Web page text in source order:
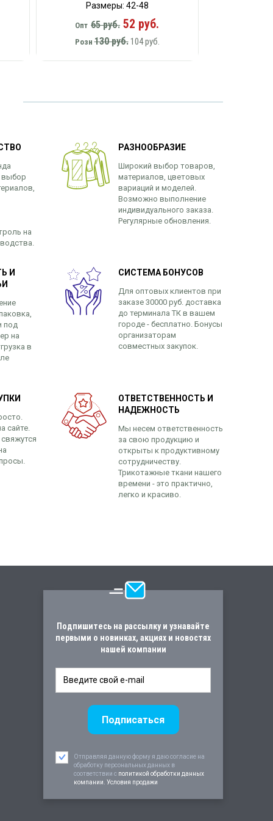
Размеры: 42-48
Опт 65 руб. 52 руб.
Розн 130 руб.104 руб.
выбор
на
РАЗНООБРАЗИЕ
Широкий выбор товаров,
материалов, цветовых
вариаций и моделей.
Возможно выполнение
индивидуального заказа.
Регулярные обновления.
И
под
на
в
СИСТЕМА БОНУСОВ
Для оптовых клиентов при
заказе 30000 руб. доставка
до терминала ТК в вашем
городе - бесплатно. Бонусы
организаторам
совместных закупок.
сайте.
ОТВЕТСТВЕННОСТЬ И
НАДЕЖНОСТЬ
Мы несем ответственность
за свою продукцию и
открыты к продуктивному
сотрудничеству.
Трикотажные ткани нашего
времени - это практично,
легко и красиво.
Подпишитесь на рассылку и узнавайте
первыми о новинках, акциях и новостях
нашей компании
Отправляя данную форму я даю согласие на
обработку персональных данных в
соответствии c политикой обработки данных
компании. Условия продажи